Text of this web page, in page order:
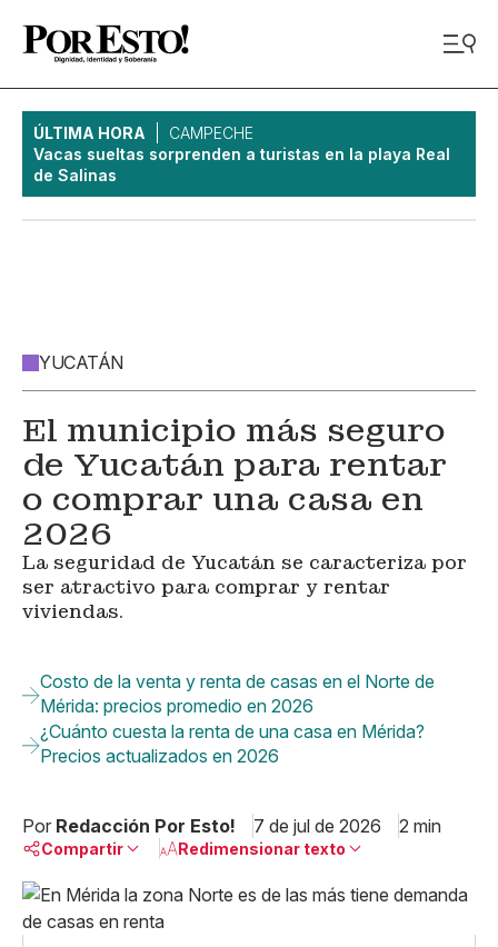
ÚLTIMA HORA
CAMPECHE
Vacas sueltas sorprenden a turistas en la playa Real
de Salinas
YUCATÁN
El municipio más seguro
de Yucatán para rentar
o comprar una casa en
2026
La seguridad de Yucatán se caracteriza por
ser atractivo para comprar y rentar
viviendas.
Costo de la venta y renta de casas en el Norte de
Mérida: precios promedio en 2026
¿Cuánto cuesta la renta de una casa en Mérida?
Precios actualizados en 2026
Por Redacción Por Esto! 7 de jul de 2026 2 min
Compartir
Linkedin
Redimensionar texto